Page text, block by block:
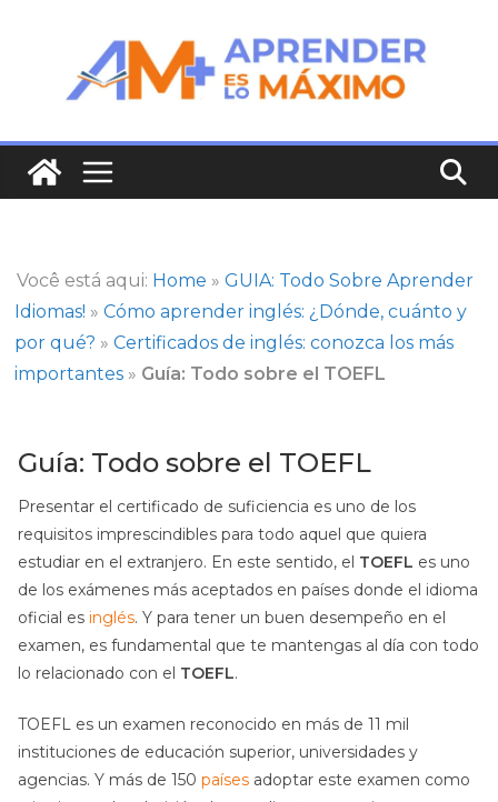
contenido
Você está aqui: Home »GUIA: Todo Sobre Aprender
Idiomas! »Cómo aprender inglés: ¿Dónde, cuánto y
por qué? »Certificados de inglés: conozca los más
importantes » Guía: Todo sobre el TOEFL
Guía: Todo sobre el TOEFL
Presentar el certificado de suficiencia es uno de los
requisitos imprescindibles para todo aquel que quiera
estudiar en el extranjero. En este sentido, el TOEFL es uno
de los exámenes más aceptados en países donde el idioma
oficial es inglés. Y para tener un buen desempeño en el
examen, es fundamental que te mantengas al día con todo
lo relacionado con el TOEFL.
TOEFL es un examen reconocido en más de 11 mil
instituciones de educación superior, universidades y
agencias. Y más de 150 países adoptar este examen como